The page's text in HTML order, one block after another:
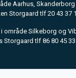
Aarhus, Skanderborg
Storgaard tlf 20 43 37
område Silkeborg og
Storgaard tlf 86 80 45 33